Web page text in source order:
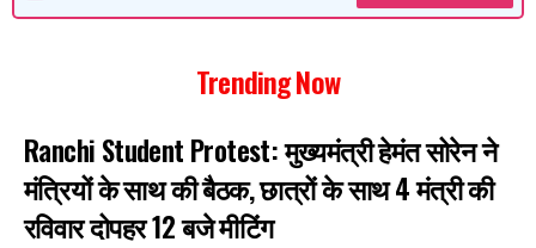
Trending Now
Ranchi Student Protest: मुख्यमंत्री हेमंत सोरेन ने
मंत्रियों के साथ की बैठक, छात्रों के साथ 4 मंत्री की
रविवार दोपहर 12 बजे मीटिंग